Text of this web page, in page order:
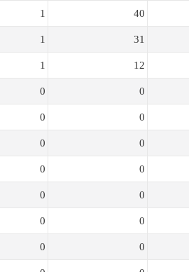
1 40
1 31
1 12
0 0
0 0
0 0
0 0
0 0
0 0
0 0